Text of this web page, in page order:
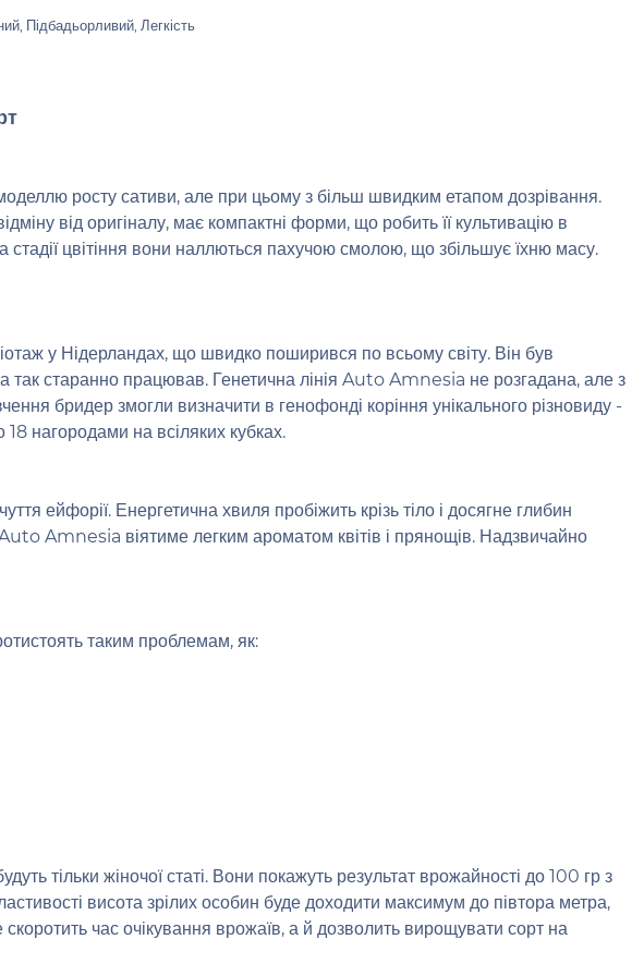
Підбадьорливий, Легкість
росту сативи, але при цьому з більш швидким етапом дозрівання.
від оригіналу, має компактні форми, що робить її культивацію в
цвітіння вони наллються пахучою смолою, що збільшує їхню масу.
у Нідерландах, що швидко поширився по всьому світу. Він був
так старанно працював. Генетична лінія Auto Amnesia не розгадана, але з
бридер змогли визначити в генофонді коріння унікального різновиду -
нагородами на всіляких кубках.
ейфорії. Енергетична хвиля пробіжить крізь тіло і досягне глибин
Amnesia віятиме легким ароматом квітів і прянощів. Надзвичайно
таким проблемам, як:
тільки жіночої статі. Вони покажуть результат врожайності до 100 гр з
висота зрілих особин буде доходити максимум до півтора метра,
час очікування врожаїв, а й дозволить вирощувати сорт на